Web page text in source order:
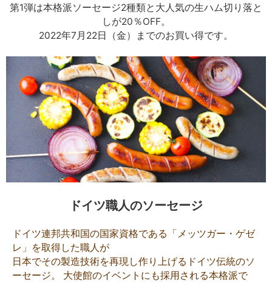
第1弾は本格派ソーセージ2種類と大人気の生ハム切り落と
しが20％OFF。
2022年7月22日（金）までのお買い得です。
ドイツ職人のソーセージ
ドイツ連邦共和国の国家資格である「メッツガー・ゲゼ
レ」を取得した職人が
日本でその製造技術を再現し作り上げるドイツ伝統のソ
ーセージ。 大使館のイベントにも採用される本格派で